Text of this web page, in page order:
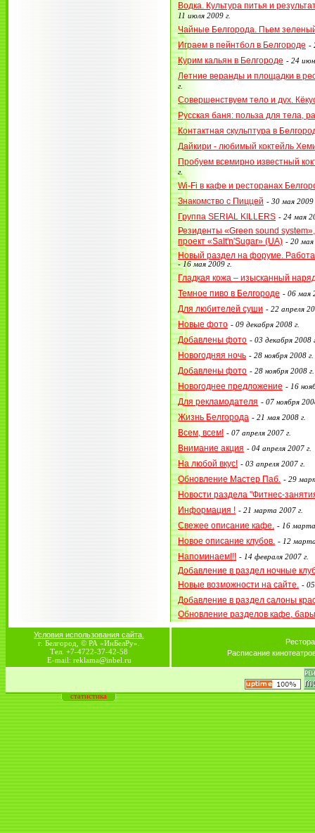
Водка. Культура питья и
11 июля 2009 г.
Чайные Белгорода. Пьем
Играем в пейнтбол в Белгороде -
Курим кальян в Белгороде - 24
Летние веранды и площадки в
г.
Совершенствуем тело и дух.
Русская баня: польза для тела,
Контактная скульптура в
Дайкири - любимый коктейль
Пробуем всемирно известный
г.
Wi-Fi в кафе и ресторанах
Знакомство с Пиццей - 30 мая 2009
Группа SERIAL KILLERS - 24 мая
Резиденты «Green sound
проект «Salt'n'Sugar» (UA) - 20 мая
Новый раздел на форуме. Работа
-16 мая 2009 г.
Гладкая кожа – изысканный
Темное пиво в Белгороде - 06 мая
Для любителей суши - 22 апреля
Новые фото - 09 декабря 2008 г.
Добавлены фото - 03 декабря 2008
Новогодняя ночь - 28 ноября 2008 г.
Добавлены фото - 28 ноября 2008 г.
Новогоднее предложение - 16
Для рекламодателя - 07 ноября
Жизнь Белгорода - 21 мая 2008 г.
Всем, всем! - 07 апреля 2007 г.
Внимание акция - 04 апреля 2007 г.
На любой вкус! - 03 апреля 2007 г.
Обновление Мастер Паб. - 29
Новости раздела "Фитнес-
Информация ! - 21 марта 2007 г.
Свежее описание кафе. - 16
Новое описание клубов. - 12
Напоминаем!!! - 14 февраля 2007 г.
Добавление в раздел ночные
Новые возможности на сайте.
-
Добавление в раздел салоны
Обновление разделов кафе,
Условия использования сайта.
г. Белгород, © РА «ИнБелРу».
Тел. +7-4722-37-42-58
E-mail: reklama@inbel.ru
Расписание
статистика